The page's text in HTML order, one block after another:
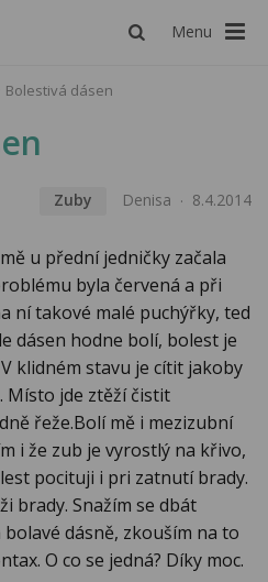
Menu
Bolestivá dásen
Zuby Denisa 8.4.2014
u přední jedničky začala
byla červená a při
ní takové malé puchýřky, ted
dásen hodne bolí, bolest je
klidném stavu je cítit jakoby
Místo jde ztěží čistit
řeže.Bolí mě i mezizubní
i že zub je vyrostlý na křivo,
pocituji i pri zatnutí brady.
brady. Snažím se dbát
dásně, zkouším na to
O co se jedná? Díky moc.